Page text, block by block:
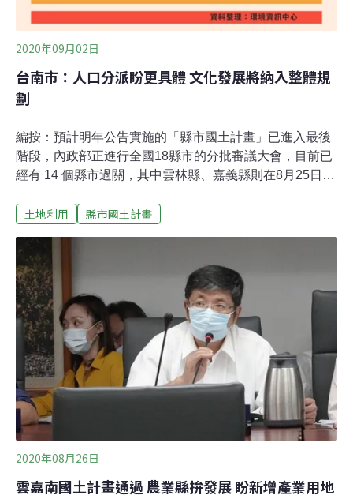
2020年09月02日
台南市：人口分派盼更具體 文化發展將納入整體規
劃
編按：預計明年公告實施的「縣市國土計畫」已進入最後
階段，內政部正進行全國18縣市的分批審議大會，目前已
經有 14 個縣市過關，其中雲林縣、嘉義縣則在8月25日與
持第一線採訪，除大會報導外，還將針對縣市特色、會議
結。台南市國土計畫（草案）將「台南宜居城」作為發展
構想，以縫合都市與非都市之間落差為目標。為了擴大城
鄉發展，綠能產業園區、番仔寮農場、台灣三部曲歷史文
化區BOT案皆被納入重大計畫。而大會中重新檢討的人口
總量指導，審查委員認為仍不夠清楚。目前依照《國土計
畫法》指導，並未設有歷史文化資產的劃分條件。不過台
南文化價值與潛力極高，在小組審查中，便有委員提到是
否可以「歷史文化」為考量將黑水溝劃入國土保育區；大
會中也有委員再次強調人文、生態都應納入鄉村地區整體
規劃。台南市府承諾會再將「文化發展」寫入
土地利用 縣市國土計畫
2020年08月26日
雲嘉南國土計畫通過 農業縣拚發展 盼新增產業用地